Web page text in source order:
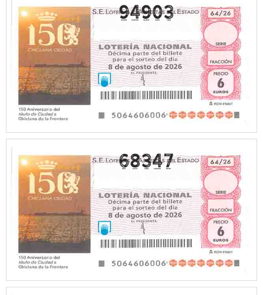
94903
68347